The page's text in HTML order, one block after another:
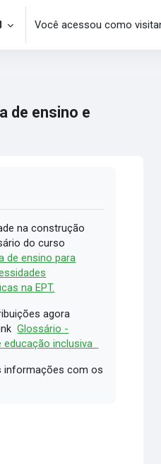
de pesquisa
Você acessou como
de ensino e
na construção
do curso
de ensino para
na EPT.
agora
Glossário -
educação inclusiva
informações com os